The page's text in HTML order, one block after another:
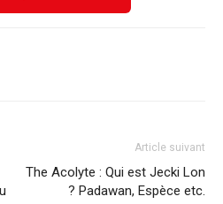
Article suivant
The Acolyte : Qui est Jecki Lon
? Padawan, Espèce etc.